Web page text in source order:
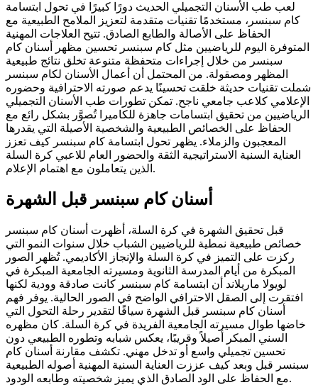
لعب طب الأسنان التجميلي الحديث دورًا كبيرًا في تحول ابتسامة
كام سبنسر، مستخدمًا تقنيات متقدمة لتعزيز الملامح الطبيعية مع
الحفاظ على الأصالة والطابع الصادق. تتيح العلاجات المهنية
المتوفرة اليوم للرياضيين مثل كام سبنسر تحسين مظهر أسنان كام
سبنسر من خلال إجراءات متحفظة متنوعة تخلق نتائج طبيعية
المظهر ومصقولة. من المحتمل أن أعمال الأسنان لكام سبنسر
شملت تقنيات حديثة خلقت تحسينًا يدعم صورته الاحترافية وحضوره
الإعلامي كلاعب جامعي ناجح. تمكن تطورات طب الأسنان التجميلي
الرياضيين من تحقيق ابتسامات جاهزة للكاميرا تُصوَّر بشكل رائع مع
الحفاظ على الخصائص الطبيعية والشخصية الأصيلة التي يقدرها
المعجبون والزملاء. يظهر تحول ابتسامة كام سبنسر كيف تعزز
العناية السنية الاستراتيجية الثقة والحضور العام للاعبي كرة السلة
الذين يتعاملون مع اهتمام الإعلام.
أسنان كام سبنسر قبل الشهرة
قبل تحقيق الشهرة في كرة السلة، أظهرت أسنان كام سبنسر
خصائص طبيعية نمطية للرياضيين الشباب خلال سنوات النمو التي
ركزت على التميز في كرة السلة والإنجاز الأكاديمي. تُظهر الصور
المبكرة من أيام المدرسة الثانوية ومسيرته الجامعية المبكرة في
لويولا ماريلاند أن ابتسامة كام سبنسر كانت صادقة وودية لكنها
افتقرت إلى الصقل الاحترافي الواضح في الصور الحالية. يوفر فهم
أسنان كام سبنسر قبل الشهرة سياقًا لتقدير رحلة التحول التي
خاضها طوال مسيرته الجامعية الفريدة في كرة السلة. كان مظهره
السني المبكر أصيلاً وقريبًا، يعكس شبابه وتطوره الطبيعي دون
تحسين تجميلي واسع أو تدخل مهني. تكشف مقارنة أسنان كام
سبنسر قبل وبعد كيف عززت العناية السنية المهنية أصوله الطبيعية
مع الحفاظ على الود الصادق الذي يميز شخصيته وطابعه الودود.